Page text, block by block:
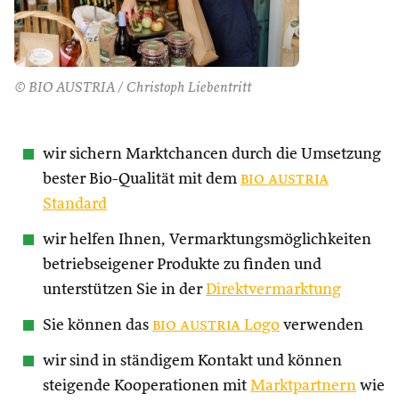
© BIO AUSTRIA / Christoph Liebentritt
wir sichern Marktchancen durch die Umsetzung
bester Bio-Qualität mit dem bio austria
Standard
wir helfen Ihnen, Vermarktungsmöglichkeiten
betriebseigener Produkte zu finden und
unterstützen Sie in derDirektvermarktung
Sie können das bio austria Logo verwenden
wir sind in ständigem Kontakt und können
steigende Kooperationen mit Marktpartnern wie